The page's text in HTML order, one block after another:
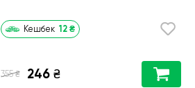
Кешбек 12 ₴
355 ₴ 246 ₴